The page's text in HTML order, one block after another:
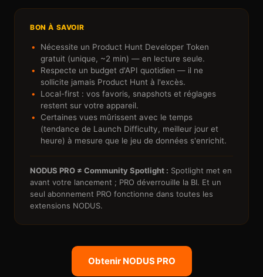
BON À SAVOIR
Nécessite un Product Hunt Developer Token
gratuit (unique, ~2 min) — en lecture seule.
Respecte un budget d'API quotidien — il ne
sollicite jamais Product Hunt à l'excès.
Local-first : vos favoris, snapshots et réglages
restent sur votre appareil.
Certaines vues mûrissent avec le temps
(tendance de Launch Difficulty, meilleur jour et
heure) à mesure que le jeu de données s'enrichit.
NODUS PRO ≠ Community Spotlight : Spotlight met en
avant votre lancement ; PRO déverrouille la BI. Et un
seul abonnement PRO fonctionne dans toutes les
extensions NODUS.
Obtenir NODUS PRO